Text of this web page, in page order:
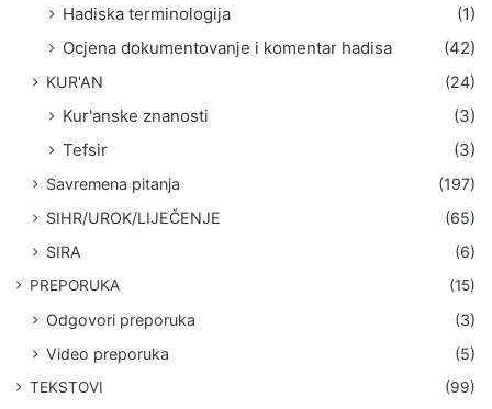
Hadiska terminologija
(1)
Ocjena dokumentovanje i komentar hadisa
(42)
KUR'AN (24)
Kur'anske znanosti
(3)
Tefsir
(3)
Savremena pitanja
(197)
SIHR/UROK/LIJEČENJE
(65)
SIRA
(6)
PREPORUKA (15)
Odgovori preporuka
(3)
Video preporuka
(5)
TEKSTOVI
(99)